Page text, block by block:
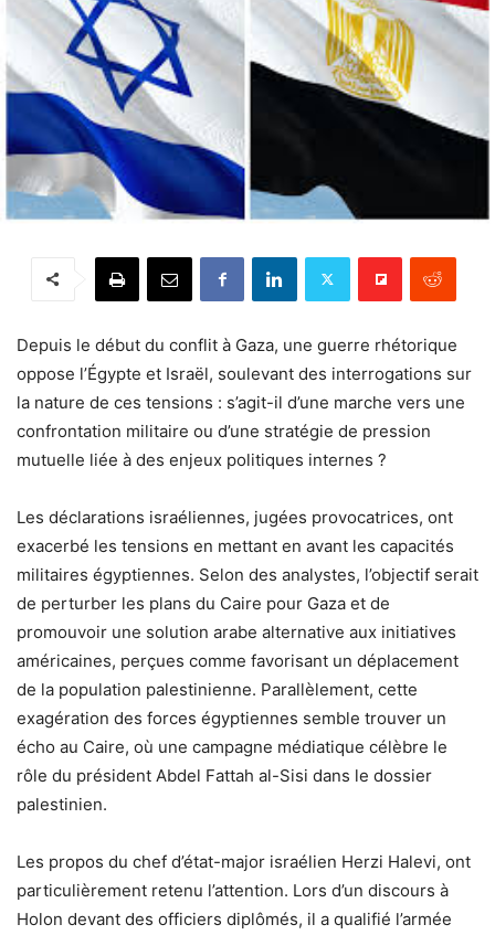
Depuis le début du conflit à Gaza, une guerre rhétorique
oppose l’Égypte et Israël, soulevant des interrogations sur
la nature de ces tensions : s’agit-il d’une marche vers une
confrontation militaire ou d’une stratégie de pression
mutuelle liée à des enjeux politiques internes ?
Les déclarations israéliennes, jugées provocatrices, ont
exacerbé les tensions en mettant en avant les capacités
militaires égyptiennes. Selon des analystes, l’objectif serait
de perturber les plans du Caire pour Gaza et de
promouvoir une solution arabe alternative aux initiatives
américaines, perçues comme favorisant un déplacement
de la population palestinienne. Parallèlement, cette
exagération des forces égyptiennes semble trouver un
écho au Caire, où une campagne médiatique célèbre le
rôle du président Abdel Fattah al-Sisi dans le dossier
palestinien.
Les propos du chef d’état-major israélien Herzi Halevi, ont
particulièrement retenu l’attention. Lors d’un discours à
Holon devant des officiers diplômés, il a qualifié l’armée